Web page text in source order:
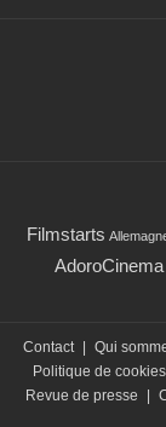
Filmstarts
AdoroCinema
Contact Qui
Politique de cookies
Revue de presse